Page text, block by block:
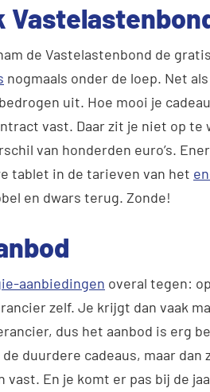
de Vastelastenbond de
nogmaals onder de loep. Net
uit. Hoe mooi je
vast. Daar zit je niet op te
van honderden euro’s.
tablet in de tarieven van het
en dwars terug. Zonde!
aanbiedingen overal tegen:
zelf. Je krijgt dan vaak
dus het aanbod is erg
duurdere cadeaus, maar dan
vast. En je komt er pas bij de